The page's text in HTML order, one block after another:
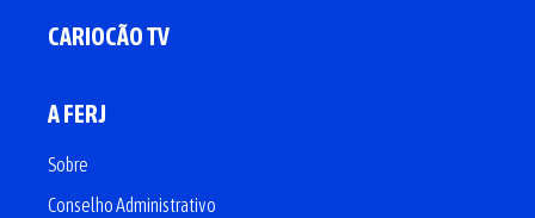
CARIOCÃO TV
A FERJ
Sobre
Conselho Administrativo